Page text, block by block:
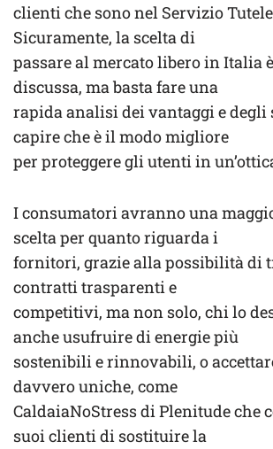
clienti che sono nel Servizio
Sicuramente, la scelta di
passare al mercato libero in Italia
discussa, ma basta fare una
rapida analisi dei vantaggi e degli
capire che è il modo migliore
per proteggere gli utenti in
I consumatori avranno una
scelta per quanto riguarda i
fornitori, grazie alla possibilità di
contratti trasparenti e
competitivi, ma non solo, chi lo
anche usufruire di energie più
sostenibili e rinnovabili, o
davvero uniche, come
CaldaiaNoStress di Plenitude che
suoi clienti di sostituire la